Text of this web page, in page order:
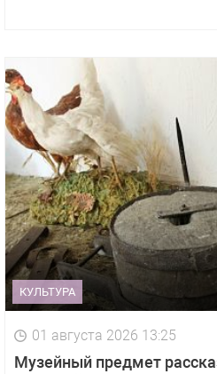
КУЛЬТУРА
01 августа 2026 13:25
Музейный предмет